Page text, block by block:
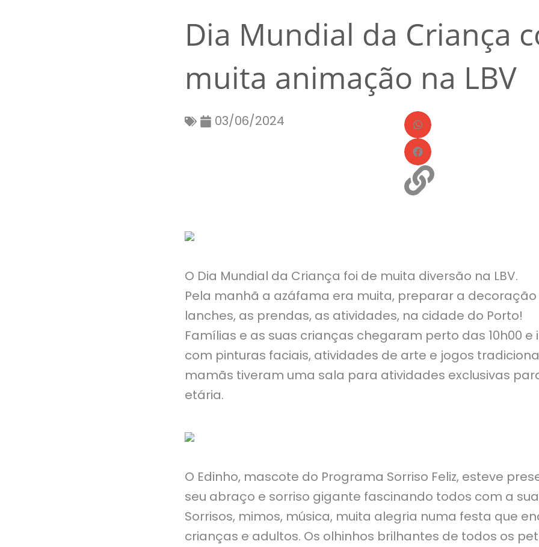
Dia Mundial da Criança
muita animação na LBV
03/06/2024
O Dia Mundial da Criança foi de muita diversão na LBV.
Pela manhã a azáfama era muita, preparar a decoração
lanches, as prendas, as atividades, na cidade do Porto!
Famílias e as suas crianças chegaram perto das 10h00 e
com pinturas faciais, atividades de arte e jogos
mamãs tiveram uma sala para atividades exclusivas
etária.
O Edinho, mascote do Programa Sorriso Feliz, esteve
seu abraço e sorriso gigante fascinando todos com a
Sorrisos, mimos, música, muita alegria numa festa que
crianças e adultos. Os olhinhos brilhantes de todos os